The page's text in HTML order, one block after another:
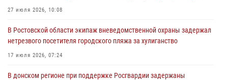
27 июля 2026, 10:08
В Ростовской области экипаж вневедомственной охраны задержал
нетрезвого посетителя городского пляжа за хулиганство
17 июля 2026, 07:24
В донском регионе при поддержке Росгвардии задержаны